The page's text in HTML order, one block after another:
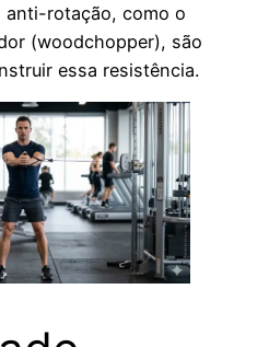
anti-rotação, como o
(woodchopper), são
essa resistência.